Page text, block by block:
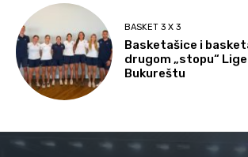
BASKET 3 X 3
Basketašice i
drugom „stopu“
Bukureštu